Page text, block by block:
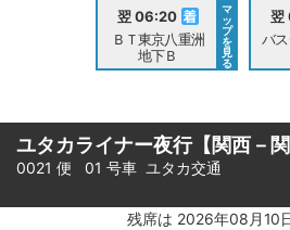
翌 06:20
ＢＴ東京八重洲
地下Ｂ
マ
ッ
プ
を
見
る
翌
バ
ユタカライナー夜行【関西－関
0021 便 01 号車 ユタカ交通
残席は 2026年08月10